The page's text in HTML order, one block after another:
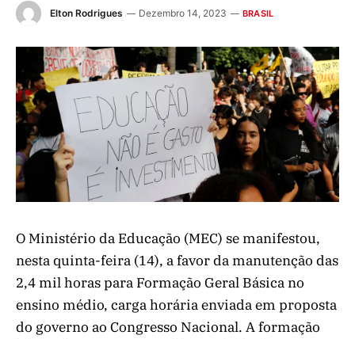
Elton Rodrigues Dezembro 14, 2023 BRASIL
O Ministério da Educação (MEC) se manifestou,
nesta quinta-feira (14), a favor da manutenção das
2,4 mil horas para Formação Geral Básica no
ensino médio, carga horária enviada em proposta
do governo ao Congresso Nacional. A formação